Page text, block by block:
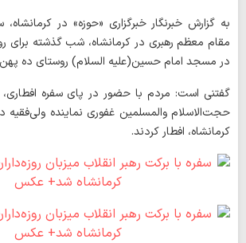
به گزارش خبرنگار خبرگزاری «حوزه» در
مقام معظم رهبری در کرمانشاه، شب گذشته برای
در مسجد امام حسین(علیه السلام) روستای ده
گفتنی است: مردم با حضور در پای سفره افطاری،
حجت‌الاسلام ‌والمسلمین غفوری نماینده ولی‌فقیه
کرمانشاه، افطار کردند.